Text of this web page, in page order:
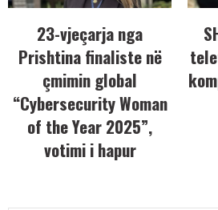
23-vjeçarja nga
Prishtina finaliste në
çmimin global
“Cybersecurity Woman
of the Year 2025”,
votimi i hapur